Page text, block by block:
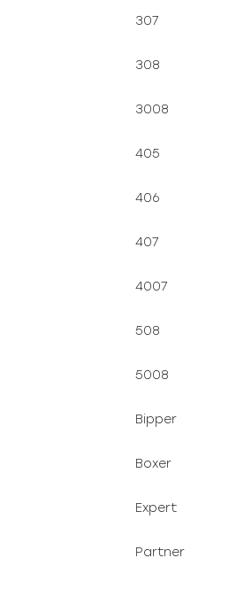
307
308
3008
405
406
407
4007
508
5008
Bipper
Boxer
Expert
Partner